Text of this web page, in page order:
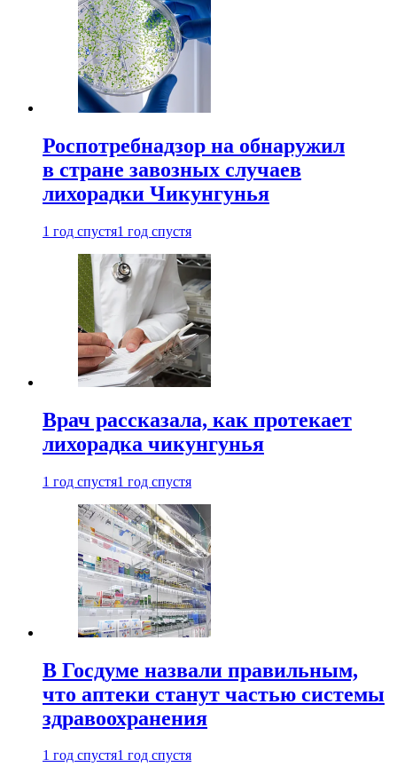
Роспотребнадзор на обнаружил
в стране завозных случаев
лихорадки Чикунгунья
1 год спустя1 год спустя
Врач рассказала, как протекает
лихорадка чикунгунья
1 год спустя1 год спустя
В Госдуме назвали правильным,
что аптеки станут частью системы
здравоохранения
1 год спустя1 год спустя